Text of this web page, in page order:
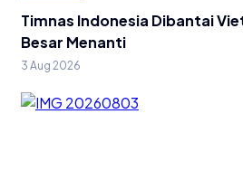
Timnas Indonesia Dibantai
Besar Menanti
3 Aug 2026